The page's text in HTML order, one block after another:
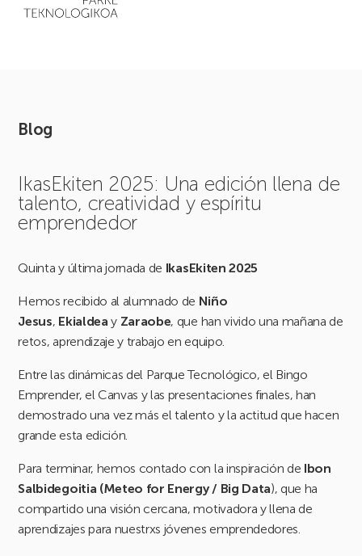
Blog
IkasEkiten 2025: Una edición llena de
talento, creatividad y espíritu
emprendedor
Quinta y última jornada de IkasEkiten 2025
Hemos recibido al alumnado de Niño
Jesus, Ekialdea y Zaraobe, que han vivido una mañana de
retos, aprendizaje y trabajo en equipo.
Entre las dinámicas del Parque Tecnológico, el Bingo
Emprender, el Canvas y las presentaciones finales, han
demostrado una vez más el talento y la actitud que hacen
grande esta edición.
Para terminar, hemos contado con la inspiración de Ibon
Salbidegoitia (Meteo for Energy / Big Data), que ha
compartido una visión cercana, motivadora y llena de
aprendizajes para nuestrxs jóvenes emprendedores.